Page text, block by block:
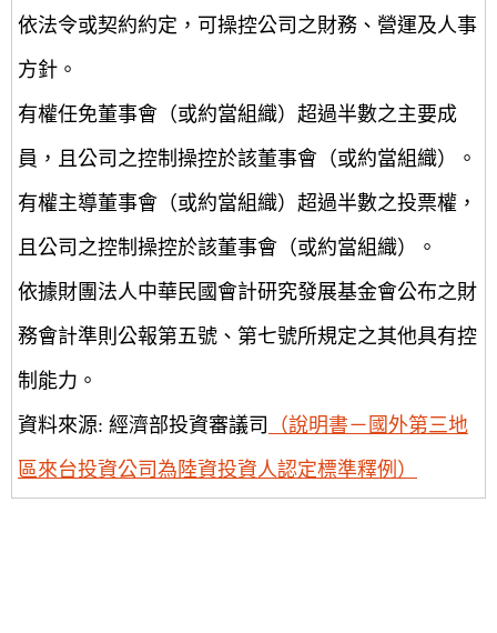
依法令或契約約定，可操控公司之財務、營運及人事
方針。
有權任免董事會（或約當組織）超過半數之主要成
員，且公司之控制操控於該董事會（或約當組織）。
有權主導董事會（或約當組織）超過半數之投票權，
且公司之控制操控於該董事會（或約當組織）。
依據財團法人中華民國會計研究發展基金會公布之財
務會計準則公報第五號、第七號所規定之其他具有控
制能力。
資料來源: 經濟部投資審議司
（說明書－國外第三地
區來台投資公司為陸資投資人認定標準釋例）